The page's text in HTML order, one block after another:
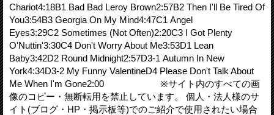
Chariot4:18B1 Bad Bad Leroy Brown2:57B2 Then I'll Be Tired Of
You3:54B3 Georgia On My Mind4:47C1 Angel
Eyes3:29C2 Sometimes (Not Often)2:20C3 I Got Plenty
O'Nuttin'3:30C4 Don't Worry About Me3:53D1 Lean
Baby3:42D2 Round Midnight2:57D3-1 Autumn In New
York4:34D3-2 My Funny ValentineD4 Please Don't Talk About
Me When I'm Gone2:00 ※サイト内のすべての画
像のコピー・無断転用を禁止しています。 個人・法人様のサ
イト(ブログ・HP・掲示板等)でのご紹介で使用されたい場合